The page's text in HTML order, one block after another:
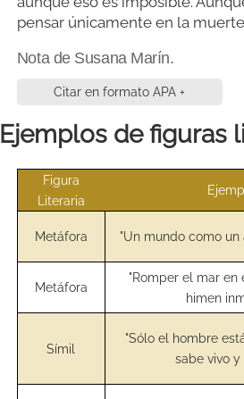
pensar únicamente en la
Nota de Susana Marín.
Citar en formato APA +
Ejemplos de figuras
Figura
Literaria
Metáfora "Un mundo como
Metáfora
"Romper el mar en
himen
Símil
"Sólo el hombre
sabe vivo y